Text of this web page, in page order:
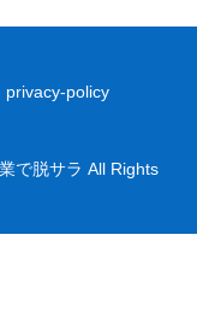
privacy-policy
で脱サラ All Rights